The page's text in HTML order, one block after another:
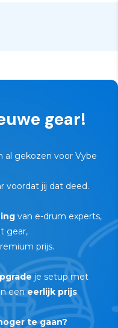
gear!
al gekozen voor Vybe
voordat jij dat deed.
van e-drum experts,
gear,
prijs.
je setup met
eeneerlijk prijs.
te gaan?